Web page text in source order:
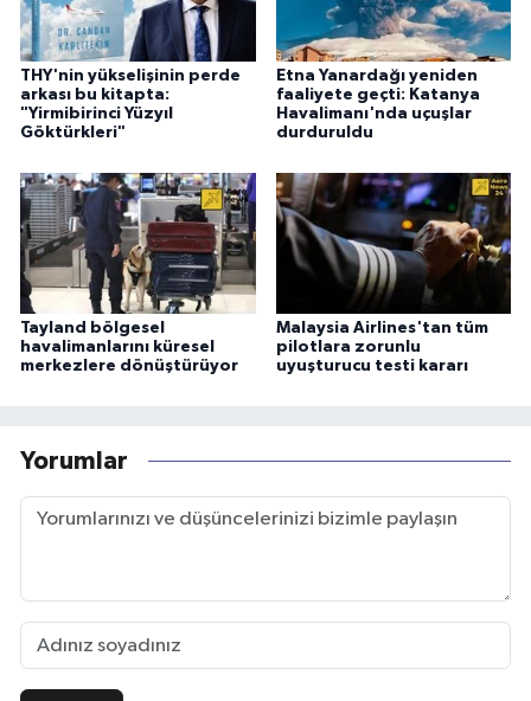
THY'nin yükselişinin perde
arkası bu kitapta:
"Yirmibirinci Yüzyıl
Göktürkleri"
Etna Yanardağı yeniden
faaliyete geçti: Katanya
Havalimanı'nda uçuşlar
durduruldu
Tayland bölgesel
havalimanlarını küresel
merkezlere dönüştürüyor
Malaysia Airlines'tan tüm
pilotlara zorunlu
uyuşturucu testi kararı
Yorumlar